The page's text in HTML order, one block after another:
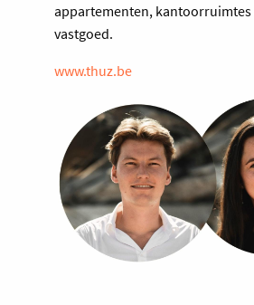
appartementen, kantoorruimtes
vastgoed.
www.thuz.be